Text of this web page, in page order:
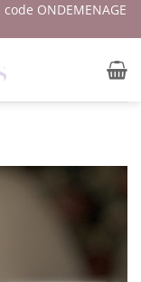
code ONDEMENAGE